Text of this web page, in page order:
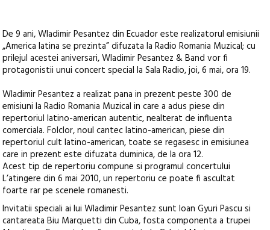
De 9 ani, Wladimir Pesantez din Ecuador este realizatorul emisiunii
„America latina se prezinta” difuzata la Radio Romania Muzical; cu
prilejul acestei aniversari, Wladimir Pesantez & Band vor fi
protagonistii unui concert special la Sala Radio, joi, 6 mai, ora 19.
Wladimir Pesantez a realizat pana in prezent peste 300 de
emisiuni la Radio Romania Muzical in care a adus piese din
repertoriul latino-american autentic, nealterat de influenta
comerciala. Folclor, noul cantec latino-american, piese din
repertoriul cult latino-american, toate se regasesc in emisiunea
care in prezent este difuzata duminica, de la ora 12.
Acest tip de repertoriu compune si programul concertului
L’atingere din 6 mai 2010, un repertoriu ce poate fi ascultat
foarte rar pe scenele romanesti.
Invitatii speciali ai lui Wladimir Pesantez sunt Ioan Gyuri Pascu si
cantareata Biu Marquetti din Cuba, fosta componenta a trupei